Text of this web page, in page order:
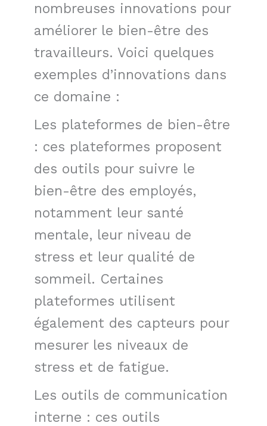
nombreuses innovations pour
améliorer le bien-être des
travailleurs. Voici quelques
exemples d’innovations dans
ce domaine :
Les plateformes de bien-être
: ces plateformes proposent
des outils pour suivre le
bien-être des employés,
notamment leur santé
mentale, leur niveau de
stress et leur qualité de
sommeil. Certaines
plateformes utilisent
également des capteurs pour
mesurer les niveaux de
stress et de fatigue.
Les outils de communication
interne : ces outils